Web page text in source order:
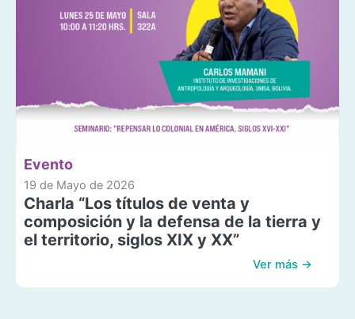
Evento
19 de Mayo de 2026
Charla “Los títulos de venta y
composición y la defensa de la tierra y
el territorio, siglos XIX y XX”
Ver más →